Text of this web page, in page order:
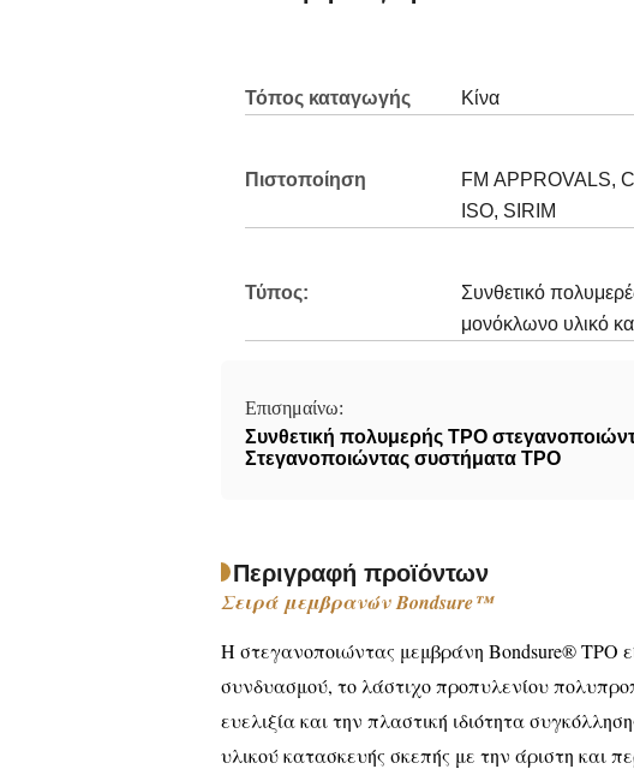
Τόπος καταγωγής Κίνα
Πιστοποίηση
FM APPROVALS,
ISO, SIRIM
Τύπος:
Συνθετικό
μονόκλωνο υλικό
Επισημαίνω:
Συνθετική πολυμερής TPO
Στεγανοποιώντας συστήματα TPO
Περιγραφή προϊόντων
Σειρά μεμβρανών Bondsure™
Η στεγανοποιώντας μεμβράνη Bondsure® TPO
συνδυασμού, το λάστιχο προπυλενίου
ευελιξία και την πλαστική ιδιότητα
υλικού κατασκευής σκεπής με την άριστη και